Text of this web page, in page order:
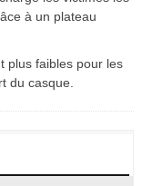
à un plateau
plus faibles pour les
du casque.